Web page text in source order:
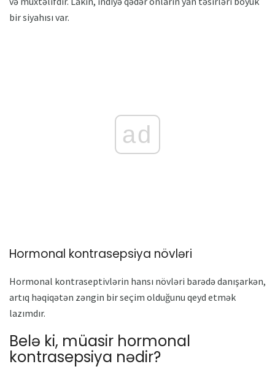
bir siyahısı var.
ad
Hormonal kontrasepsiya növləri
Hormonal kontraseptivlərin hansı növləri barədə danışarkən,
artıq həqiqətən zəngin bir seçim olduğunu qeyd etmək
lazımdır.
Belə ki, müasir hormonal
kontrasepsiya nədir?